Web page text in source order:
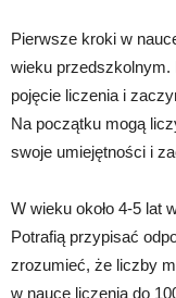
Pierwsze kroki w
wieku
pojęcie liczenia i
Na początku mogą
swoje umiejętności i
W wieku około 4-5 lat
Potrafią przypisać
zrozumieć, że liczby
w nauce liczenia do